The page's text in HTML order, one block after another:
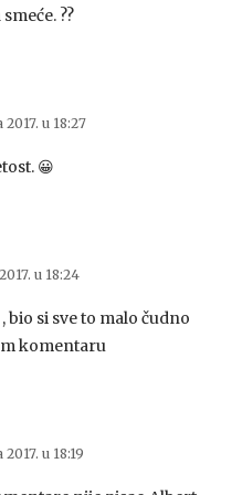
??
u 18:27
😀
u 18:24
bio si sve to malo čudno
komentaru
u 18:19